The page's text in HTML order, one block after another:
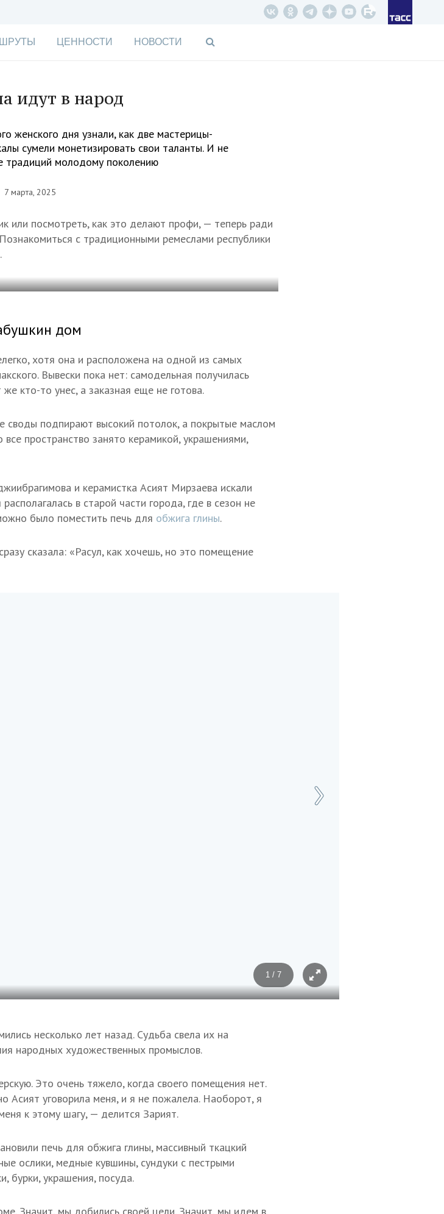
ЦЕННОСТИ НОВОСТИ
идут в народ
женского дня узнали, как две мастерицы-
сумели монетизировать свои таланты. И не
традиций молодому поколению
7 марта, 2025
или посмотреть, как это делают профи, — теперь ради
с традиционными ремеслами республики
дом
хотя она и расположена на одной из самых
Вывески пока нет: самодельная получилась
кто-то унес, а заказная еще не готова.
своды подпирают высокий потолок, а покрытые маслом
пространство занято керамикой, украшениями,
и керамистка Асият Мирзаева искали
в старой части города, где в сезон не
было поместить печь для обжига глины.
сказала: «Расул, как хочешь, но это помещение
1 / 7
несколько лет назад. Судьба свела их на
народных художественных промыслов.
Это очень тяжело, когда своего помещения нет.
Асият уговорила меня, и я не пожалела. Наоборот, я
к этому шагу, — делится Зарият.
печь для обжига глины, массивный ткацкий
ослики, медные кувшины, сундуки с пестрыми
бурки, украшения, посуда.